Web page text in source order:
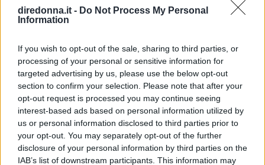
diredonna.it - Do Not Process My Personal
Information
If you wish to opt-out of the sale, sharing to third parties, or
processing of your personal or sensitive information for
targeted advertising by us, please use the below opt-out
section to confirm your selection. Please note that after your
opt-out request is processed you may continue seeing
interest-based ads based on personal information utilized by
us or personal information disclosed to third parties prior to
your opt-out. You may separately opt-out of the further
disclosure of your personal information by third parties on the
IAB’s list of downstream participants. This information may
Educare i bambini può rivelarsi un compito difficile perché
i piccoli non sono tutti uguali: ecco 10 regole per far
BARBARA VELLUCCI